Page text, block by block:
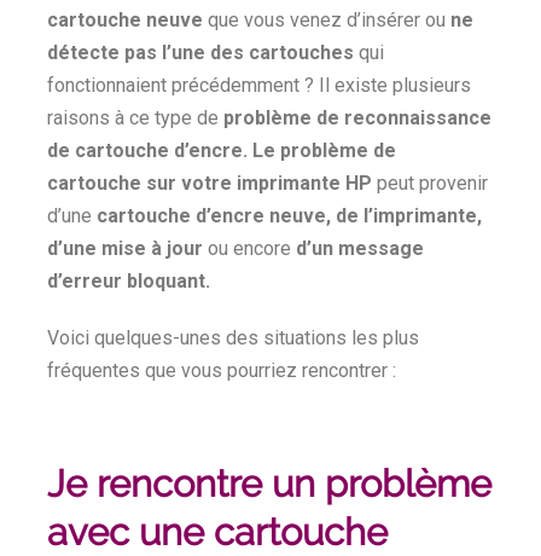
cartouche neuve que vous venez d’insérer ou ne
détecte pas l’une des cartouches qui
fonctionnaient précédemment ? Il existe plusieurs
raisons à ce type de problème de reconnaissance
de cartouche d’encre. Le problème de
cartouche sur votre imprimante HP peut provenir
d’une cartouche d’encre neuve, de l’imprimante,
d’une mise à jour ou encore d’un message
d’erreur bloquant.
Voici quelques-unes des situations les plus
fréquentes que vous pourriez rencontrer :
Je rencontre un problème
avec une cartouche